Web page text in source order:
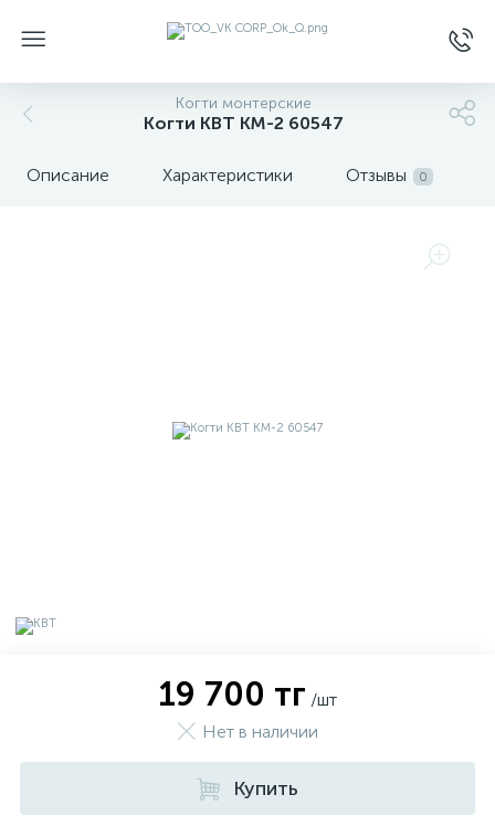
Когти монтерские
Когти КВТ КМ-2 60547
Описание Характеристики Отзывы 0
19 700 тг /шт
Нет в наличии
Купить